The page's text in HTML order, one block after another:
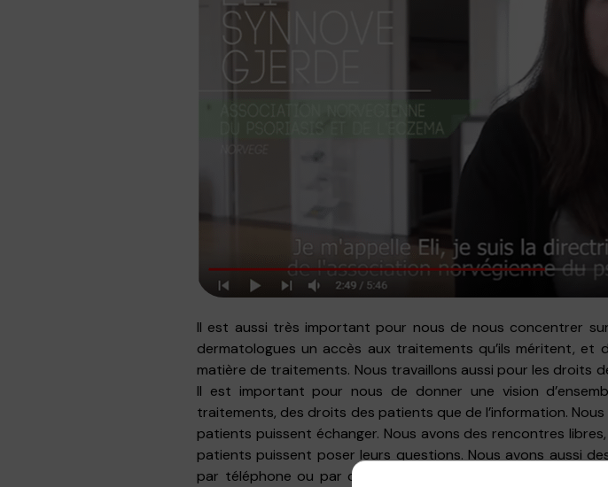
Il est aussi très important pour nous de nous concentrer
dermatologues un accès aux traitements qu’ils méritent, et
matière de traitements. Nous travaillons aussi pour les droits
Il est important pour nous de donner une vision
traitements, des droits des patients que de l’information.
patients puissent échanger. Nous avons des rencontres
patients puissent poser leurs questions. Nous avons aussi
par téléphone ou par courriel pour répondre aux